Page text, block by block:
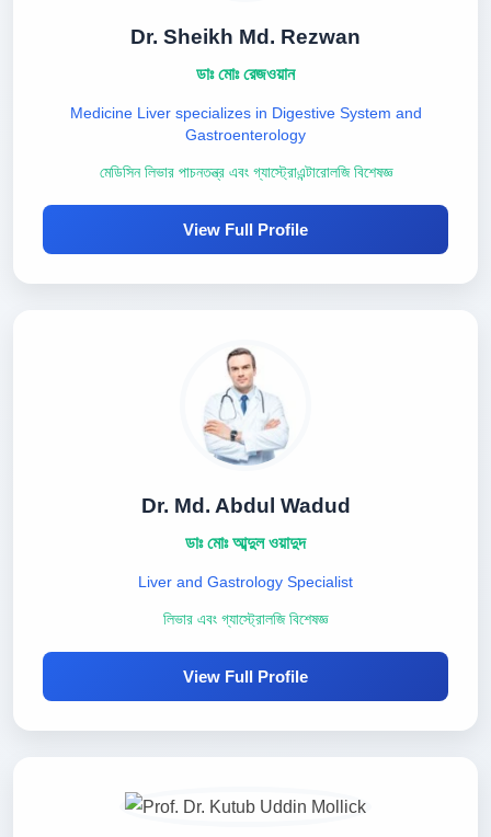
Dr. Sheikh Md. Rezwan
ডাঃ মোঃ রেজওয়ান
Medicine Liver specializes in Digestive System and
Gastroenterology
মেডিসিন লিভার পাচনতন্ত্র এবং গ্যাস্ট্রোএন্টারোলজি বিশেষজ্ঞ
View Full Profile
Dr. Md. Abdul Wadud
ডাঃ মোঃ আব্দুল ওয়াদুদ
Liver and Gastrology Specialist
লিভার এবং গ্যাস্ট্রোলজি বিশেষজ্ঞ
View Full Profile